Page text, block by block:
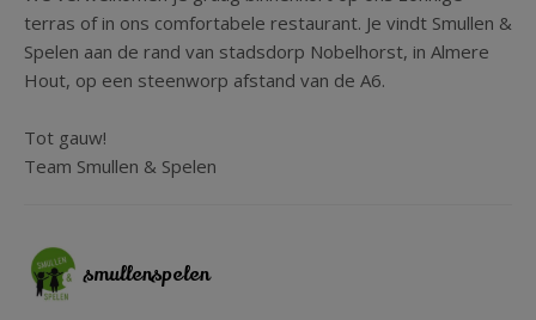
terras of in ons comfortabele restaurant. Je vindt Smullen &
Spelen aan de rand van stadsdorp Nobelhorst, in Almere
Hout, op een steenworp afstand van de A6.
Tot gauw!
Team Smullen & Spelen
smullenspelen